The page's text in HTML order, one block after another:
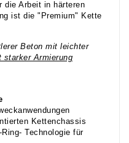
die Arbeit in härteren
ist die "Premium" Kette
Beton mit leichter
starker Armierung
Kettenchassis
Technologie für